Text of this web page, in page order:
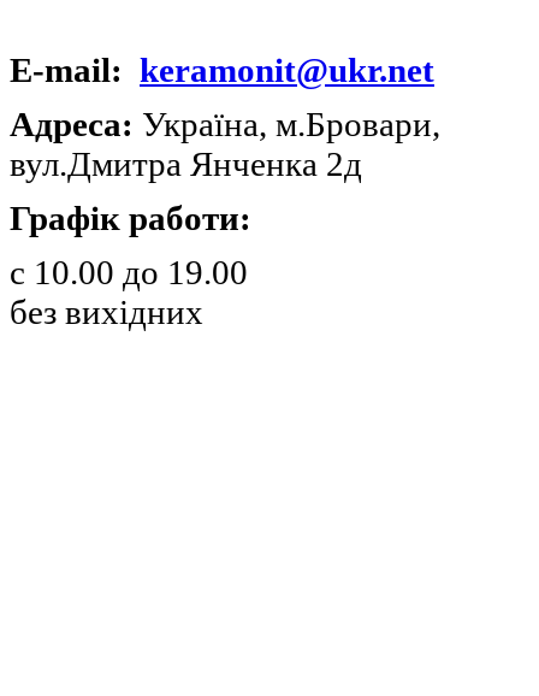
E-mail: keramonit@ukr.net
Адреса: Україна, м.Бровари,
вул.Дмитра Янченка 2д
Графік работи:
с 10.00 до 19.00
без вихідних